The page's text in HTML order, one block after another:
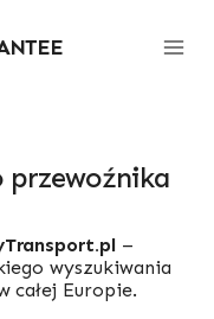
przewoźnika
–
wyszukiwania
całej Europie.